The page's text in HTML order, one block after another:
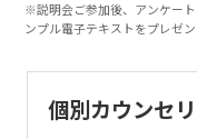
※説明会ご参加後、アンケー
ンプル電子テキストをプレゼン
個別カウンセ